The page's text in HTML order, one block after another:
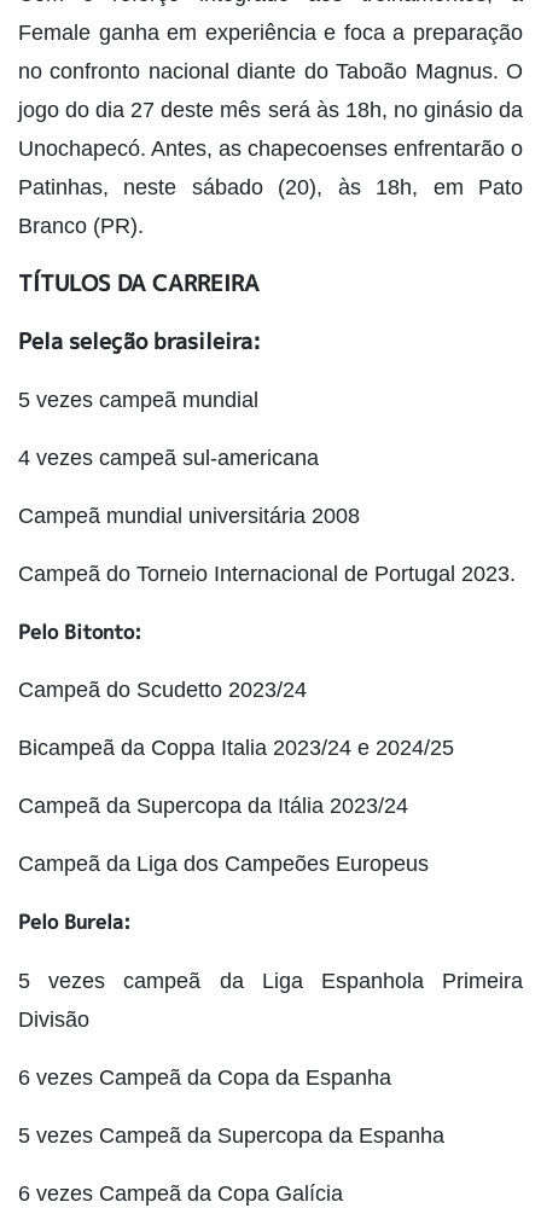
Female ganha em experiência e foca a preparação
no confronto nacional diante do Taboão Magnus. O
jogo do dia 27 deste mês será às 18h, no ginásio da
Unochapecó. Antes, as chapecoenses enfrentarão o
Patinhas, neste sábado (20), às 18h, em Pato
Branco (PR).
TÍTULOS DA CARREIRA
Pela seleção brasileira:
5 vezes campeã mundial
4 vezes campeã sul-americana
Campeã mundial universitária 2008
Campeã do Torneio Internacional de Portugal 2023.
Pelo Bitonto:
Campeã do Scudetto 2023/24
Bicampeã da Coppa Italia 2023/24 e 2024/25
Campeã da Supercopa da Itália 2023/24
Campeã da Liga dos Campeões Europeus
Pelo Burela:
5 vezes campeã da Liga Espanhola Primeira
Divisão
6 vezes Campeã da Copa da Espanha
5 vezes Campeã da Supercopa da Espanha
6 vezes Campeã da Copa Galícia